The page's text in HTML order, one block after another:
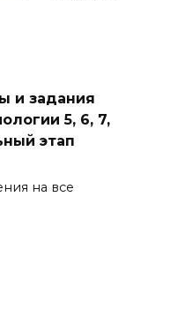
и задания
5, 6, 7,
этап
на все